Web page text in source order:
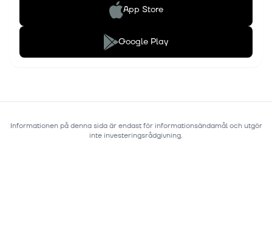
App Store
Google Play
Informationen på denna sida är endast för informationsändamål och utgör
inte investeringsrådgivning.